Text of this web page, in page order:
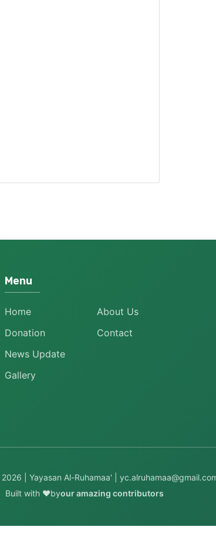
Menu
Home
Donation
News Update
Gallery
About Us
Contact
2026 | Yayasan Al-Ruhamaa' |
Built with ❤️byour amazing contributors